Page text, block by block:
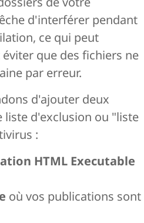
d'interférer pendant
ce qui peut
que des fichiers ne
par erreur.
d'ajouter deux
liste d'exclusion ou "liste
:
HTML Executable
où vos publications sont